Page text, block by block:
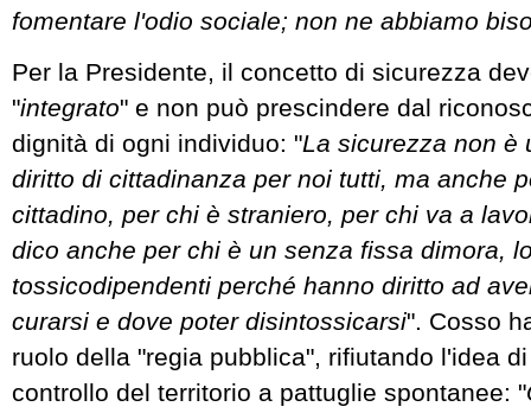
fomentare l'odio sociale; non ne abbiamo
Per la Presidente, il concetto di sicurezza
"integrato" e non può prescindere dal
dignità di ogni individuo: "La sicurezza non è
diritto di cittadinanza per noi tutti, ma anche
cittadino, per chi è straniero, per chi va a
dico anche per chi è un senza fissa dimora,
tossicodipendenti perché hanno diritto ad
curarsi e dove poter disintossicarsi". Cosso
ruolo della "regia pubblica", rifiutando l'idea
controllo del territorio a pattuglie spontanee: "